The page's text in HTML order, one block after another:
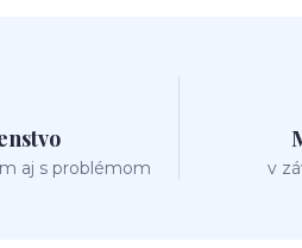
aj s problémom v